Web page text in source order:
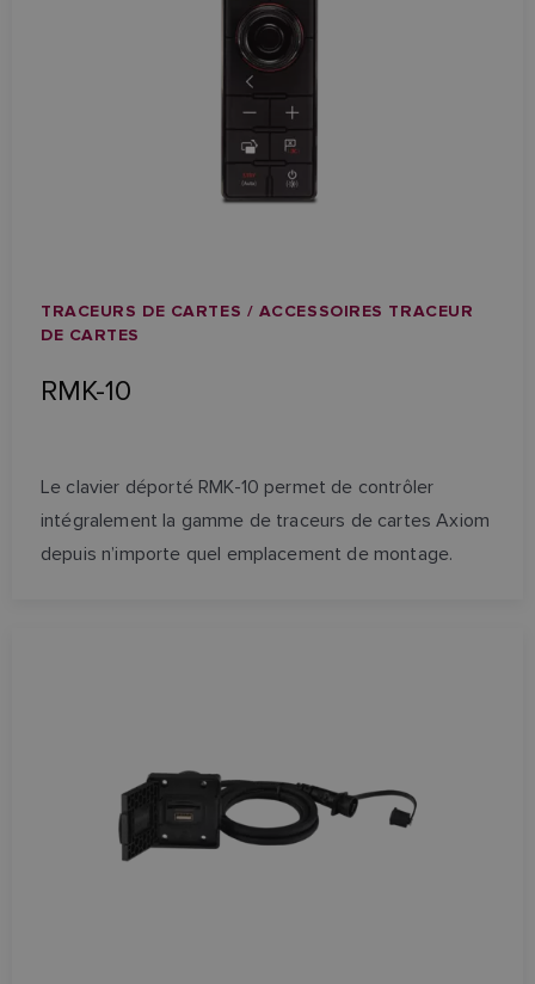
TRACEURS DE CARTES / ACCESSOIRES TRACEUR
DE CARTES
RMK-10
Le clavier déporté RMK-10 permet de contrôler
intégralement la gamme de traceurs de cartes Axiom
depuis n’importe quel emplacement de montage.